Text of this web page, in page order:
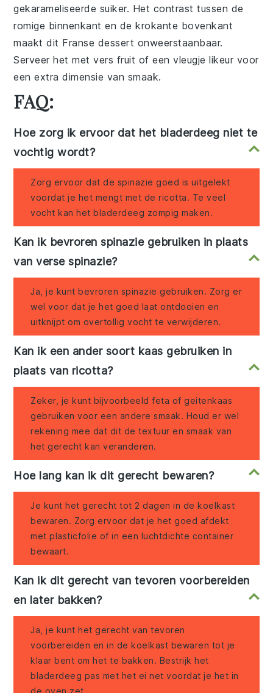
gekarameliseerde suiker. Het contrast tussen de
romige binnenkant en de krokante bovenkant
maakt dit Franse dessert onweerstaanbaar.
Serveer het met vers fruit of een vleugjelikeur voor
een extra dimensie van smaak.
FAQ:
Hoe zorg ik ervoor dat het bladerdeeg niet te
vochtig wordt?
Zorg ervoor dat de spinazie goed is uitgelekt
voordat je het mengt met de ricotta. Te veel
vocht kan het bladerdeeg zompig maken.
Kan ik bevroren spinazie gebruiken in plaats
van verse spinazie?
Ja, je kunt bevroren spinazie gebruiken. Zorg er
wel voor dat je het goed laat ontdooien en
uitknijpt om overtollig vocht te verwijderen.
Kan ik een ander soort kaas gebruiken in
plaats van ricotta?
Zeker, je kunt bijvoorbeeld feta of geitenkaas
gebruiken voor een andere smaak. Houd er wel
rekening mee dat dit de textuur en smaak van
het gerecht kan veranderen.
Hoe lang kan ik dit gerecht bewaren?
Je kunt het gerecht tot 2 dagen in de koelkast
bewaren. Zorg ervoor dat je het goed afdekt
met plasticfolie of in een luchtdichte container
bewaart.
Kan ik dit gerecht van tevoren voorbereiden
en later bakken?
Ja, je kunt het gerecht van tevoren
voorbereiden en in de koelkast bewaren tot je
klaar bent om het te bakken. Bestrijk het
bladerdeeg pas met het ei net voordat je het in